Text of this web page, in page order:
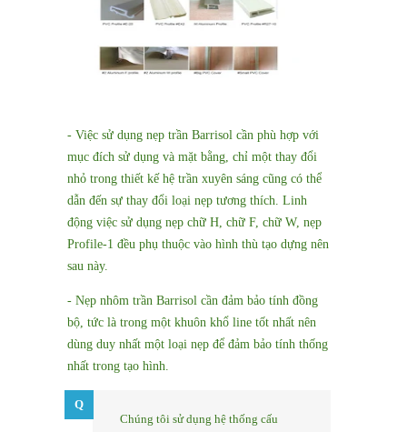
- Việc sử dụng nẹp trần Barrisol cần phù hợp với
mục đích sử dụng và mặt bằng, chỉ một thay đổi
nhỏ trong thiết kế hệ trần xuyên sáng cũng có thể
dẫn đến sự thay đổi loại nẹp tương thích. Linh
động việc sử dụng nẹp chữ H, chữ F, chữ W, nẹp
Profile-1 đều phụ thuộc vào hình thù tạo dựng nên
sau này.
- Nẹp nhôm trần Barrisol cần đảm bảo tính đồng
bộ, tức là trong một khuôn khổ line tốt nhất nên
dùng duy nhất một loại nẹp để đảm bảo tính thống
nhất trong tạo hình.
Chúng tôi sử dụng hệ thống cấu